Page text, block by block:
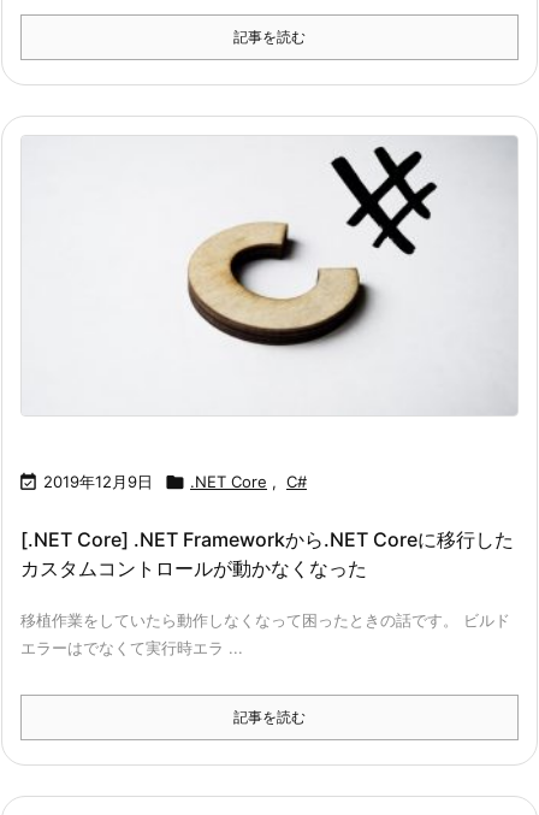
記事を読む
 2019年12月9日  .NET Core , C#
[.NET Core] .NET Frameworkから.NET Coreに移行した
カスタムコントロールが動かなくなった
移植作業をしていたら動作しなくなって困ったときの話です。 ビルド
エラーはでなくて実行時エラ ...
記事を読む